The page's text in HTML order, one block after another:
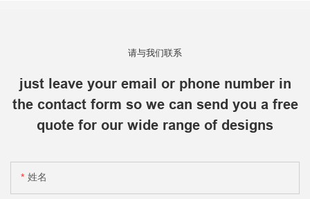
请与我们联系
just leave your email or phone number in
the contact form so we can send you a free
quote for our wide range of designs
姓名